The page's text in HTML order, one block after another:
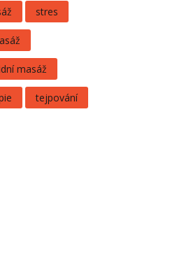
stres
masáž
tejpování